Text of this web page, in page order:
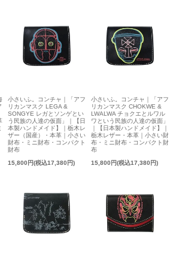
小さいふ。コンチャ｜「アフ
リカンマスク LEGA &
SONGYE レガとソンゲとい
う民族の人達の仮面」｜【日
本製ハンドメイド】｜栃木レ
ザー（国産）・本革｜小さい
財布・ミニ財布・コンパクト
財布
15,800円(税込17,380円)
小さいふ。コンチャ｜「アフ
リカンマスク CHOKWE &
LWALWA チョクエとルワル
ワという民族の人達の仮面」
｜【日本製ハンドメイド】｜
栃木レザー・本革｜小さい財
布・ミニ財布・コンパクト財
布
15,800円(税込17,380円)